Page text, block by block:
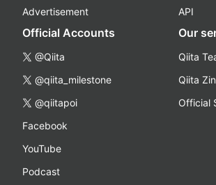
Advertisement
API
Official Accounts
@Qiita
@qiita_milestone
@qiitapoi
Facebook
YouTube
Podcast
Our
Qiita
Qiita
Official